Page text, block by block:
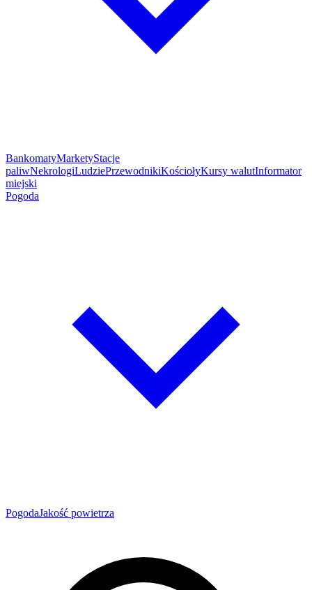
BankomatyMarketyStacje
paliwNekrologiLudziePrzewodnikiKościołyKursy walutInformator
miejski
Pogoda
PogodaJakość powietrza